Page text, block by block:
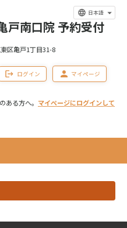
日本語
戸南口院 予約受付
区亀戸1丁目31-8
ログイン マイページ
ある方へ。 マイページにログインして